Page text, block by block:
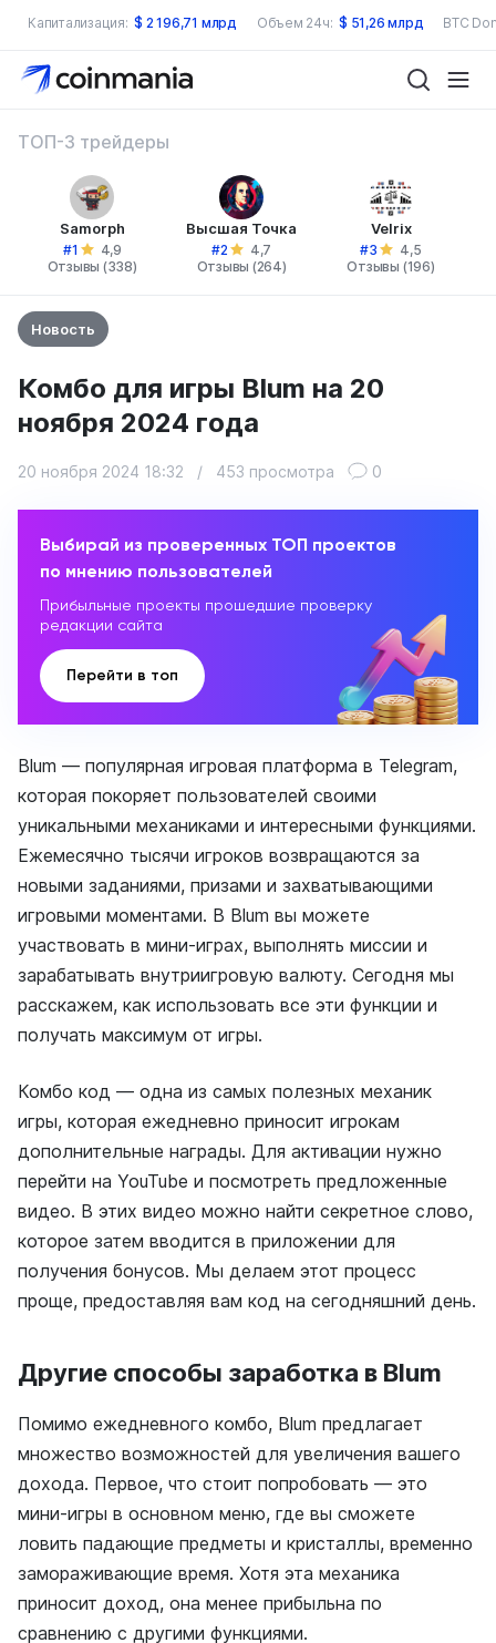
Капитализация: $ 2 196,71 млрд Объем 24ч: $ 51,26 млрд BTC
ТОП-3 трейдеры
Samorph
#1
4,9
Отзывы (338)
Высшая Точка
#2
4,7
Отзывы (264)
Velrix
#3
4,5
Отзывы (196)
Новость
Комбо для игры Blum на 20
ноября 2024 года
20 ноября 2024 18:32 / 453 просмотра 0
Выбирай из проверенных ТОП проектов
по мнению пользователей
Прибыльные проекты прошедшие проверку
редакции сайта
Перейти в топ
Blum — популярная игровая платформа в Telegram,
которая покоряет пользователей своими
уникальными механиками и интересными функциями.
Ежемесячно тысячи игроков возвращаются за
новыми заданиями, призами и захватывающими
игровыми моментами. В Blum вы можете
участвовать в мини-играх, выполнять миссии и
зарабатывать внутриигровую валюту. Сегодня мы
расскажем, как использовать все эти функции и
получать максимум от игры.
Комбо код — одна из самых полезных механик
игры, которая ежедневно приносит игрокам
дополнительные награды. Для активации нужно
перейти на YouTube и посмотреть предложенные
видео. В этих видео можно найти секретное слово,
которое затем вводится в приложении для
получения бонусов. Мы делаем этот процесс
проще, предоставляя вам код на сегодняшний день.
Другие способы заработка в Blum
Помимо ежедневного комбо, Blum предлагает
множество возможностей для увеличения вашего
дохода. Первое, что стоит попробовать — это
мини-игры в основном меню, где вы сможете
ловить падающие предметы и кристаллы, временно
замораживающие время. Хотя эта механика
приносит доход, она менее прибыльна по
сравнению с другими функциями.